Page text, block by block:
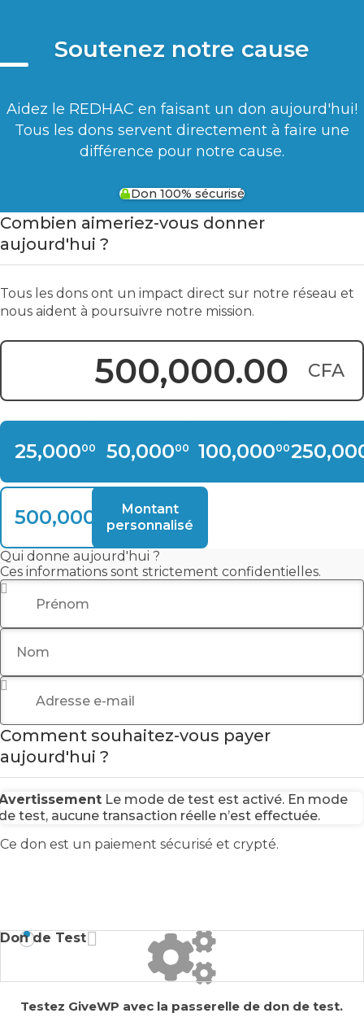
Soutenez notre cause
Aidez le REDHAC en faisant un don aujourd'hui!
Tous les dons servent directement à faire une
différence pour notre cause.
Don 100% sécurisé
Combien aimeriez-vous donner
aujourd'hui ?
Tous les dons ont un impact direct sur notre réseau et
nous aident à poursuivre notre mission.
Montant du don : CFA
25,00000 CFA
50,00000 CFA
100,00000CFA
500,000 CFAMontant
personnalisé
Qui donne aujourd'hui ?
Ces informations sont strictement confidentielles.
Prénom
Nom
Adresse e-mail
Comment souhaitez-vous payer
aujourd'hui ?
Le mode de test est activé. En mode
test, aucune transaction réelle n’est effectuée.
Ce don est un paiement sécurisé et crypté.
Don de Test
Testez GiveWP avec la passerelle de don de test.